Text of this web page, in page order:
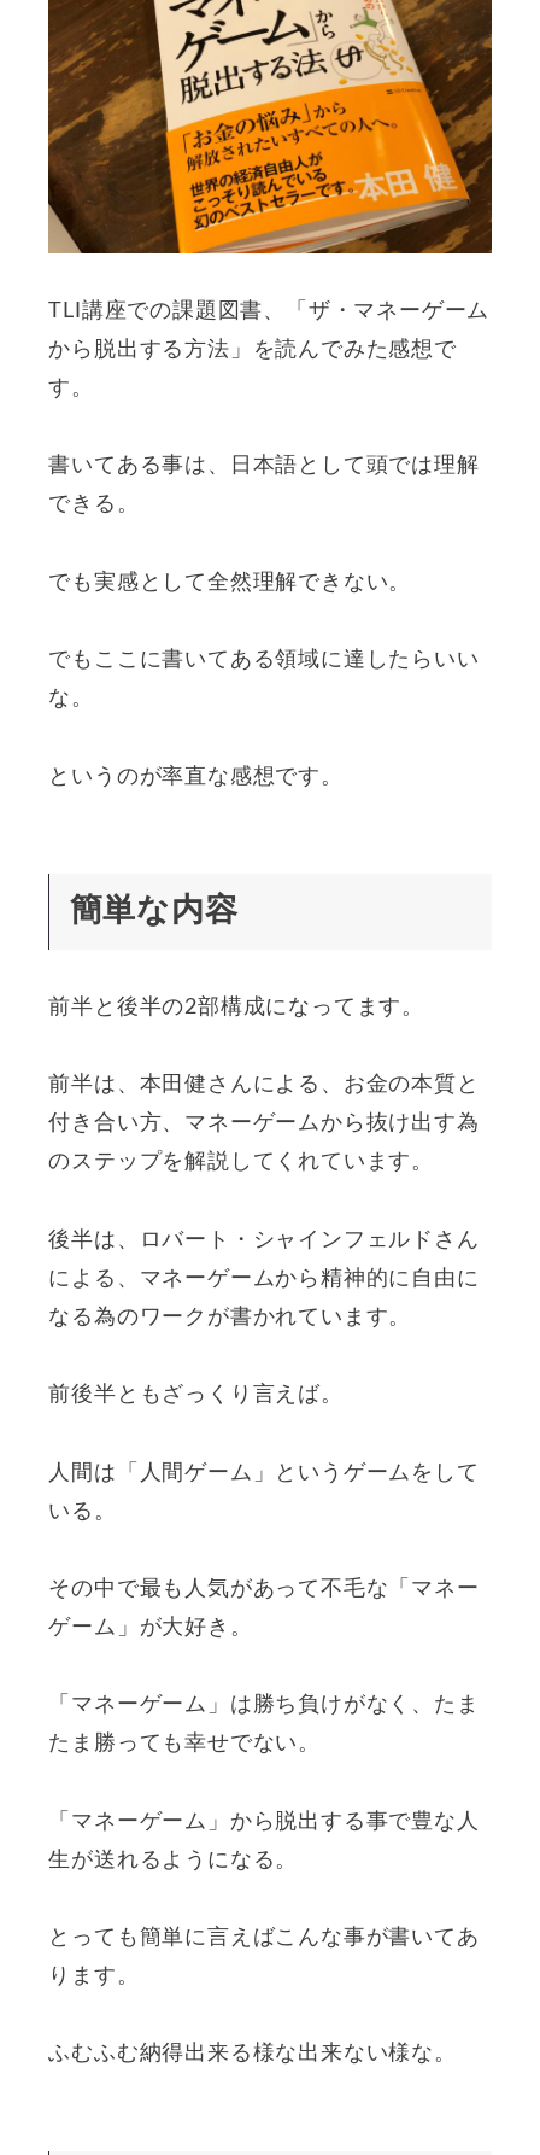
TLI講座での課題図書、「ザ・マネーゲーム
から脱出する方法」を読んでみた感想で
す。
書いてある事は、日本語として頭では理解
できる。
でも実感として全然理解できない。
でもここに書いてある領域に達したらいい
な。
というのが率直な感想です。
簡単な内容
前半と後半の2部構成になってます。
前半は、本田健さんによる、お金の本質と
付き合い方、マネーゲームから抜け出す為
のステップを解説してくれています。
後半は、ロバート・シャインフェルドさん
による、マネーゲームから精神的に自由に
なる為のワークが書かれています。
前後半ともざっくり言えば。
人間は「人間ゲーム」というゲームをして
いる。
その中で最も人気があって不毛な「マネー
ゲーム」が大好き。
「マネーゲーム」は勝ち負けがなく、たま
たま勝っても幸せでない。
「マネーゲーム」から脱出する事で豊な人
生が送れるようになる。
とっても簡単に言えばこんな事が書いてあ
ります。
ふむふむ納得出来る様な出来ない様な。